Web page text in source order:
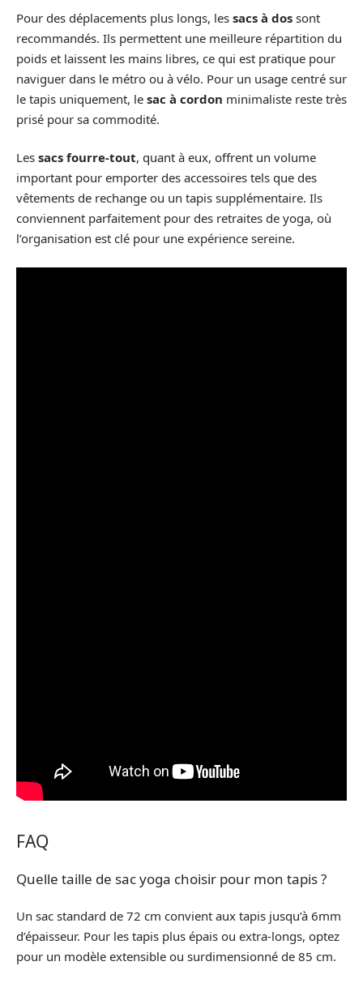
Pour des déplacements plus longs, les sacs à dos sont
recommandés. Ils permettent une meilleure répartition du
poids et laissent les mains libres, ce qui est pratique pour
naviguer dans le métro ou à vélo. Pour un usage centré sur
le tapis uniquement, le sac à cordon minimaliste reste très
prisé pour sa commodité.
Les sacs fourre-tout, quant à eux, offrent un volume
important pour emporter des accessoires tels que des
vêtements de rechange ou un tapis supplémentaire. Ils
conviennent parfaitement pour des retraites de yoga, où
l’organisation est clé pour une expérience sereine.
FAQ
Quelle taille de sac yoga choisir pour mon tapis ?
Un sac standard de 72 cm convient aux tapis jusqu’à 6mm
d’épaisseur. Pour les tapis plus épais ou extra-longs, optez
pour un modèle extensible ou surdimensionné de 85 cm.